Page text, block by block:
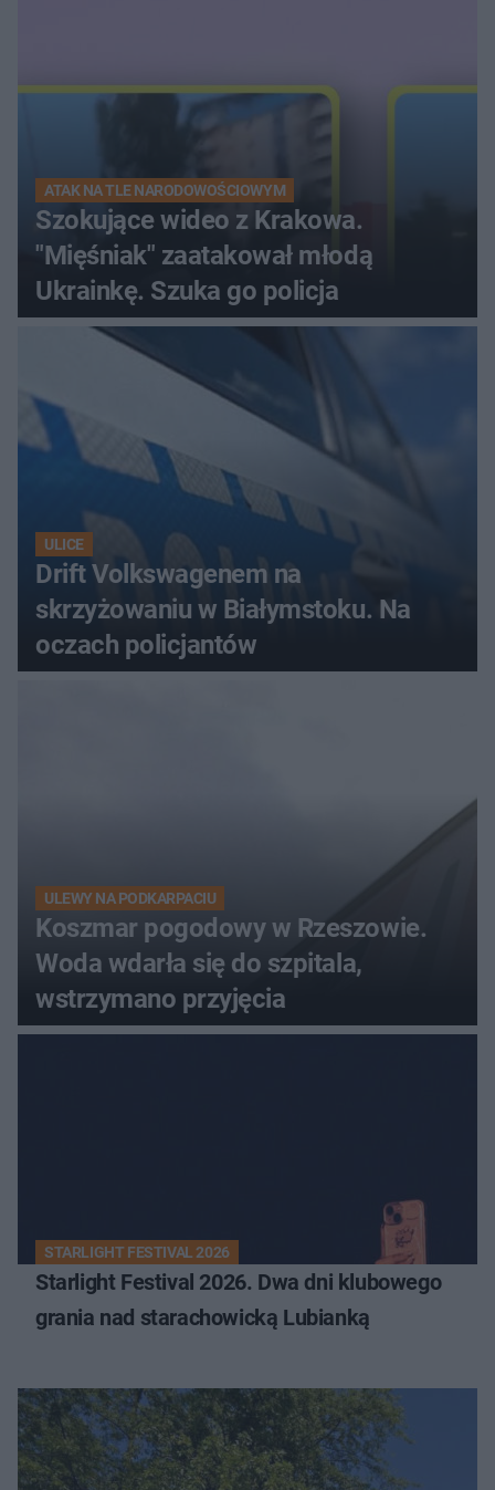
ATAK NA TLE NARODOWOŚCIOWYM
Szokujące wideo z Krakowa.
"Mięśniak" zaatakował młodą
Ukrainkę. Szuka go policja
ULICE
Drift Volkswagenem na
skrzyżowaniu w Białymstoku. Na
oczach policjantów
ULEWY NA PODKARPACIU
Koszmar pogodowy w Rzeszowie.
Woda wdarła się do szpitala,
wstrzymano przyjęcia
STARLIGHT FESTIVAL 2026
Starlight Festival 2026. Dwa dni klubowego
grania nad starachowicką Lubianką